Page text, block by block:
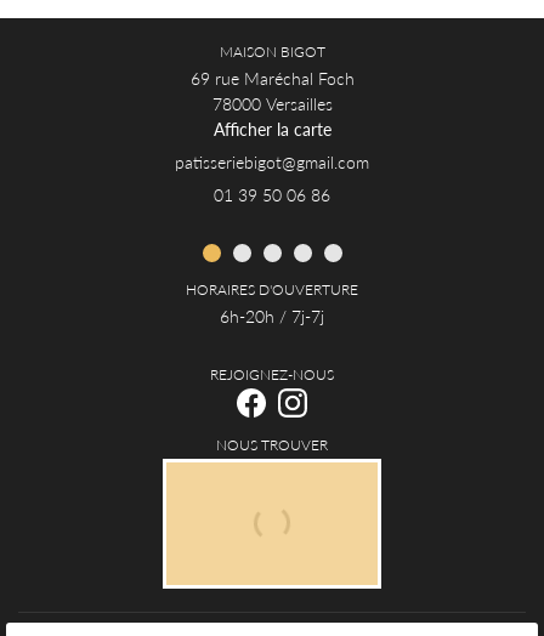
MAISON BIGOT
69 rue Maréchal Foch
78000 Versailles
Afficher la carte
01 39 50 06 86
HORAIRES D'OUVERTURE
6h-20h / 7j-7j
REJOIGNEZ-NOUS
NOUS TROUVER